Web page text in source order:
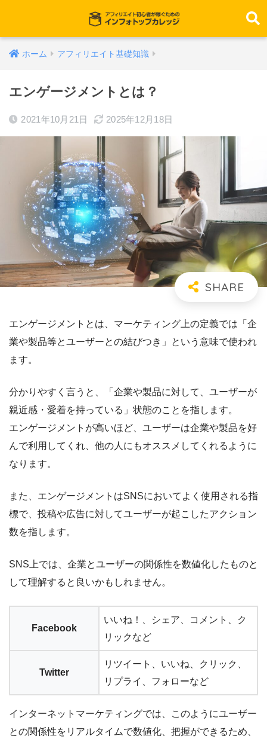
ホーム アフィリエイト基礎知識
エンゲージメントとは？
2021年10月21日 2025年12月18日
エンゲージメントとは、マーケティング上の定義では「 企
業や製品等とユーザーとの結びつき 」という意味で使われ
ます。
分かりやすく言うと、「 企業や製品に対して、ユーザーが
親近感・愛着を持っている 」状態のことを指します。
エンゲージメントが高いほど、ユーザーは企業や製品を好
んで利用してくれ、他の人にもオススメしてくれるように
なります。
また、エンゲージメントはSNSにおいてよく使用される指
標で、投稿や広告に対してユーザーが起こしたアクション
数を指します。
SNS上では、企業とユーザーの関係性を数値化したものと
して理解すると良いかもしれません。
Facebook
いいね！、シェア、コメント、ク
リックなど
Twitter
リツイート、いいね、クリック、
リプライ、フォローなど
インターネットマーケティングでは、このようにユーザー
との関係性をリアルタイムで数値化、把握ができるため、